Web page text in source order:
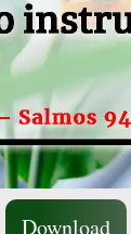
Download